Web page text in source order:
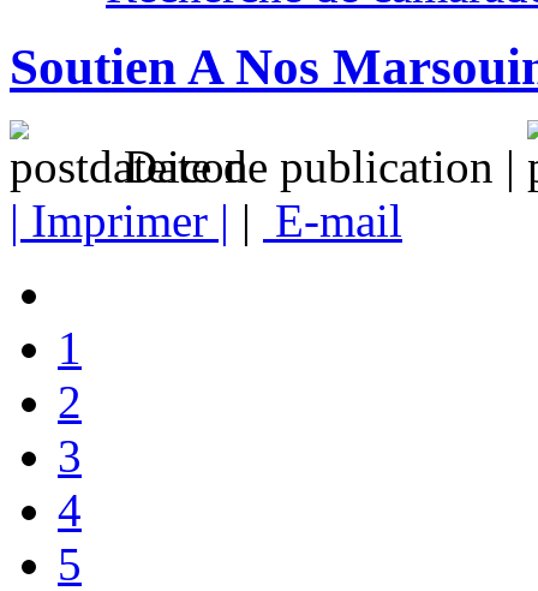
Soutien A Nos
Date de publication |
| Imprimer | | E-mail
1
2
3
4
5